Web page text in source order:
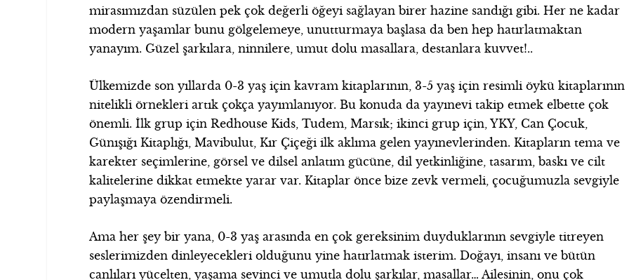
mirasımızdan süzülen pek çok değerli öğeyi sağlayan birer hazine sandığı gibi. Her ne kadar
modern yaşamlar bunu gölgelemeye, unutturmaya başlasa da ben hep hatırlatmaktan
yanayım. Güzel şarkılara, ninnilere, umut dolu masallara, destanlara kuvvet!..
Ülkemizde son yıllarda 0-3 yaş için kavram kitaplarının, 3-5 yaş için resimli öykü kitaplarının
nitelikli örnekleri artık çokça yayımlanıyor. Bu konuda da yayınevi takip etmek elbette çok
önemli. İlk grup için Redhouse Kids, Tudem, Marsık; ikinci grup için, YKY, Can Çocuk,
Günışığı Kitaplığı, Mavibulut, Kır Çiçeği ilk aklıma gelen yayınevlerinden. Kitapların tema ve
karekter seçimlerine, görsel ve dilsel anlatım gücüne, dil yetkinliğine, tasarım, baskı ve cilt
kalitelerine dikkat etmekte yarar var. Kitaplar önce bize zevk vermeli, çocuğumuzla sevgiyle
paylaşmaya özendirmeli.
Ama her şey bir yana, 0-3 yaş arasında en çok gereksinim duyduklarının sevgiyle titreyen
seslerimizden dinleyecekleri olduğunu yine hatırlatmak isterim. Doğayı, insanı ve bütün
canlıları yücelten, yaşama sevinci ve umutla dolu şarkılar, masallar… Ailesinin, onu çok